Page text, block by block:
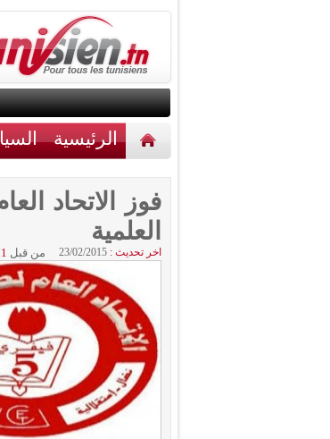
الرئيسية
فوز الاتحاد
العلمية
اخر تحديث : 23/02/2015 من قبل